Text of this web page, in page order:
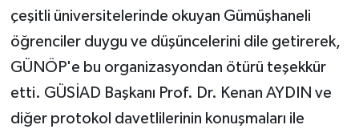
çeşitli üniversitelerinde okuyan Gümüşhaneli
öğrenciler duygu ve düşüncelerini dile getirerek,
GÜNÖP'e bu organizasyondan ötürü teşekkür
etti. GÜSİAD Başkanı Prof. Dr. Kenan AYDIN ve
diğer protokol davetlilerinin konuşmaları ile